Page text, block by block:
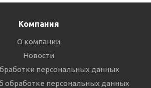
Компания
О компании
Новости
персональных данных
обработке персональных данных